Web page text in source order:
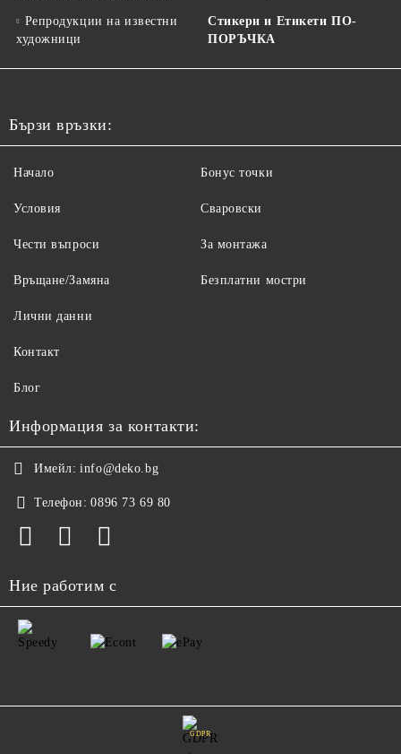
Репродукции на известни
художници
Стикери и Етикети ПО-
ПОРЪЧКА
Бързи връзки:
Начало
Условия
Чести въпроси
Връщане/Замяна
Бонус точки
Сваровски
За монтажа
Безплатни мостри
Лични данни
Контакт
Блог
Информация за контакти:
Имейл: info@deko.bg
Телефон: 0896 73 69 80
Ние работим с
GDPR